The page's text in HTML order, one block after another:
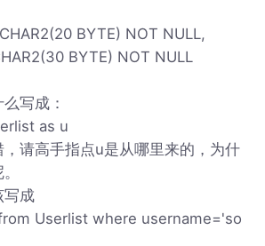
BYTE) NOT NULL,
BYTE) NOT NULL
写成：
as u
请高手指点u是从哪里来的，为什
写成
Userlist where username='so